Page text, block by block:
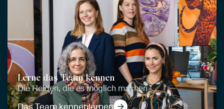
Lerne das Team kennen
Die Helden, die es möglich machen
Das Team kennenlernen